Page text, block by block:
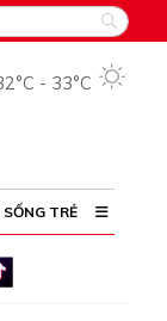
- 33°C
SỐNG TRẺ